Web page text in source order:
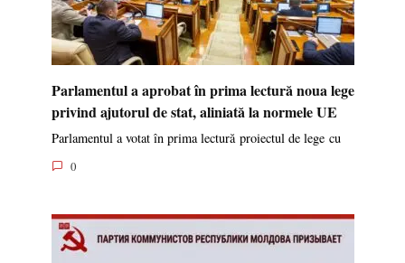
Parlamentul a aprobat în prima lectură noua lege
privind ajutorul de stat, aliniată la normele UE
Parlamentul a votat în prima lectură proiectul de lege cu
0